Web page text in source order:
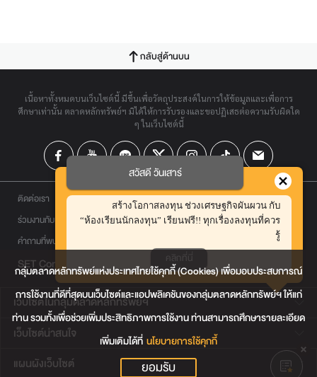
กลับสู่ด้านบน
เนื้อหาทั้งหมดบนเว็บไซต์นี้ มีขึ้นเพื่อวัตถุประสงค์ในการให้ข้อมูลและเพื่อการ
ศึกษาเท่านั้น ตลาดหลักทรัพย์ฯ มิได้ให้การรับรองและขอปฏิเสธต่อความรับผิดใด
ๆ ในเว็บไซต์นี้
ติดต่อเรา
ร่วมงานกับเรา
คำถามที่พบบ่อย
SET Contact Center 0 2009 9999
เว็บไซต์ในกลุ่มตลาดหลักทรัพย์ฯ
เว็บไซต์น่าสนใจ
แผนผังเว็บไซต์
สวัสดี วันเสาร์
สร้างโอกาสลงทุน ช่วงเศรษฐกิจผันผวน กับ
“ห้องเรียนนักลงทุน” เรียนฟรี!! ทุกเรื่องลงทุนที่ควร
รู้
คลิกที่นี่
กลุ่มตลาดหลักทรัพย์แห่งประเทศไทยใช้คุกกี้ (Cookies) เพื่อมอบประสบการณ์
การใช้งานที่ดีที่สุดบนเว็บไซต์และแอปพลิเคชันของกลุ่มตลาดหลักทรัพย์ฯ ให้แก่
ท่าน รวมทั้งเพื่อช่วยเพิ่มประสิทธิภาพการใช้งาน ท่านสามารถศึกษารายละเอียด
เพิ่มเติมได้ที่ นโยบายการใช้คุกกี้
ยอมรับ